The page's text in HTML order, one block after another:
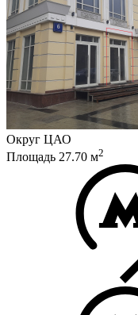
Округ ЦАО
Площадь 27.70 м2